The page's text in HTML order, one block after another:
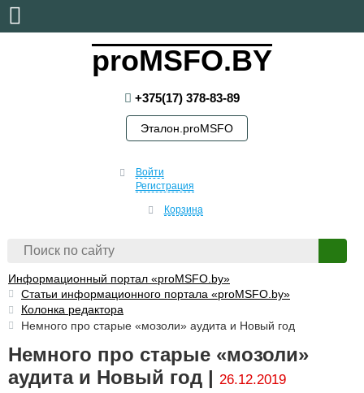
proMSFO.BY
+375(17) 378-83-89
Эталон.proMSFO
Войти
Регистрация
Корзина
Информационный портал «proMSFO.by»
Статьи информационного портала «proMSFO.by»
Колонка редактора
Немного про старые «мозоли» аудита и Новый год
Немного про старые «мозоли»
аудита и Новый год | 26.12.2019